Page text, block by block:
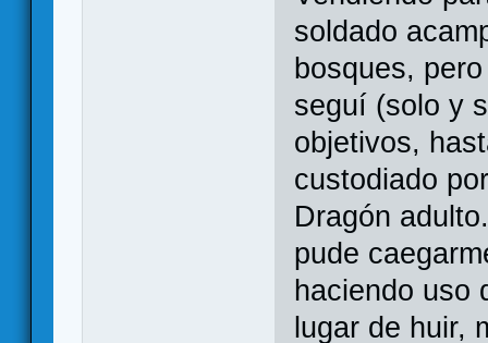
soldado
bosques,
seguí (solo y
objetivos,
custodiado
Dragón
pude
haciendo uso
lugar de huir,